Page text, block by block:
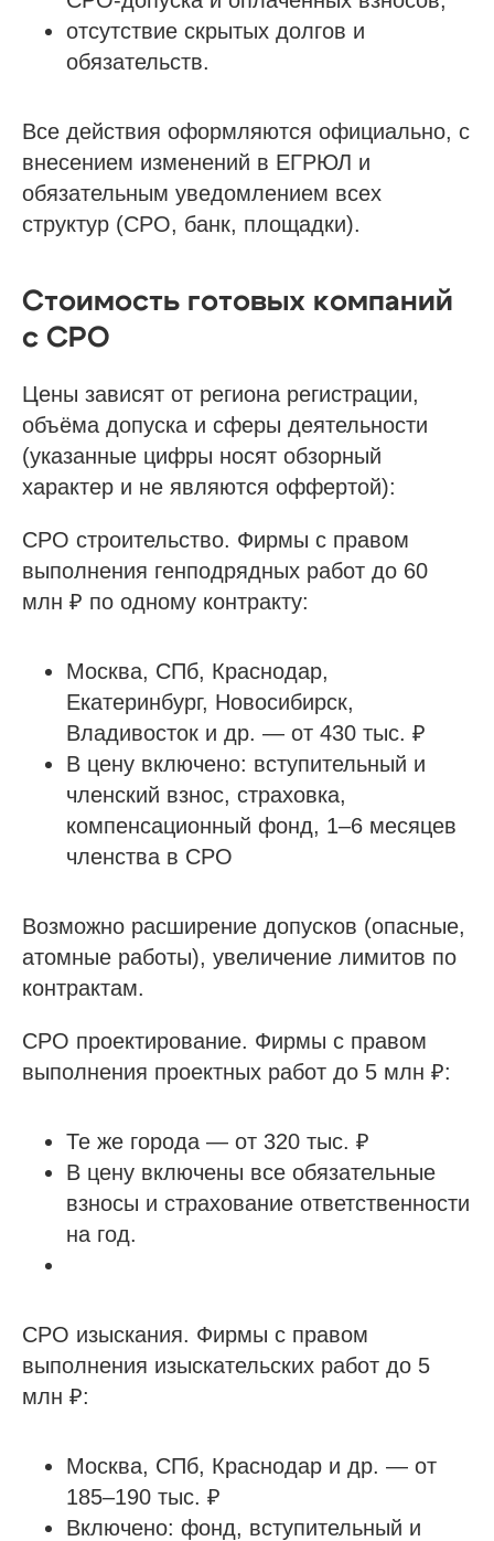
отсутствие скрытых долгов и
обязательств.
Все действия оформляются официально, с
внесением изменений в ЕГРЮЛ и
обязательным уведомлением всех
структур (СРО, банк, площадки).
Стоимость готовых компаний
с СРО
Цены зависят от региона регистрации,
объёма допуска и сферы деятельности
(указанные цифры носят обзорный
характер и не являются оффертой):
СРО строительство. Фирмы с правом
выполнения генподрядных работ до 60
млн ₽ по одному контракту:
Москва, СПб, Краснодар,
Екатеринбург, Новосибирск,
Владивосток и др. — от 430 тыс. ₽
В цену включено: вступительный и
членский взнос, страховка,
компенсационный фонд, 1–6 месяцев
членства в СРО
Возможно расширение допусков (опасные,
атомные работы), увеличение лимитов по
контрактам.
СРО проектирование. Фирмы с правом
выполнения проектных работ до 5 млн ₽:
Те же города — от 320 тыс. ₽
В цену включены все обязательные
взносы и страхование ответственности
на год.
СРО изыскания. Фирмы с правом
выполнения изыскательских работ до 5
млн ₽:
Москва, СПб, Краснодар и др. — от
185–190 тыс. ₽
Включено: фонд, вступительный и
Получить бесплатную консультацию
© 2013-2026 Все права защищены
Напишите нам в мессенджер
ОГРНИП 319470400025151
Политика конфиденциальности
Услуги
О компании
Строительно-монтажные СРО
Проектные СРО
Изыскания СРО
Независимая оценка квалификации (НОК)
Покупка готовой компании (ООО)
Получить аккредитацию ФКР
Пройти отбор на тендеры в ФКР
Актуальные отборы ФКР в вашем регионе
Гарантии
Наша команда
Отзывы
Вопросы
Контакты
Доп услуги
Лицензии
Лицензия на лом металлов
Лицензия Минкультуры